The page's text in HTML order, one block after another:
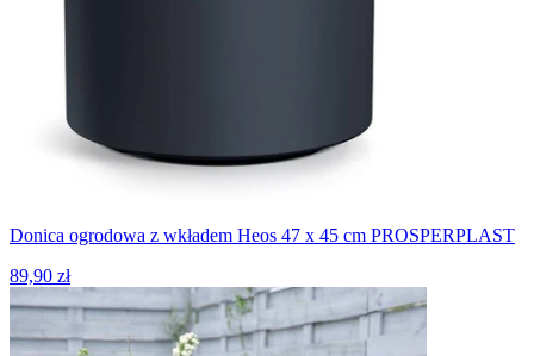
Donica ogrodowa z wkładem Heos 47 x 45 cm PROSPERPLAST
89,90 zł